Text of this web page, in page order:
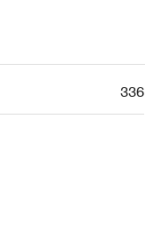
336